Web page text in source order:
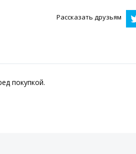
Рассказать друзьям
покупкой.